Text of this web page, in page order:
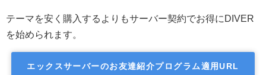
テーマを安く購入するよりもサーバー契約でお得にDIVER
を始められます。
エックスサーバーのお友達紹介プログラム適用URL